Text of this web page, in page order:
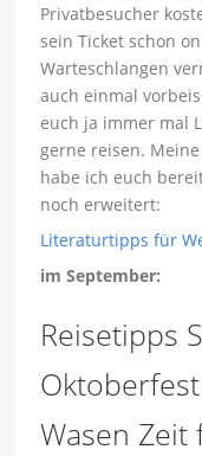
Privatbesucher
sein Ticket schon
Warteschlangen
auch einmal
euch ja immer mal
gerne reisen.
habe ich euch
noch erweitert:
Literaturtipps für
im September:
Reisetipps
Wasen Zeit